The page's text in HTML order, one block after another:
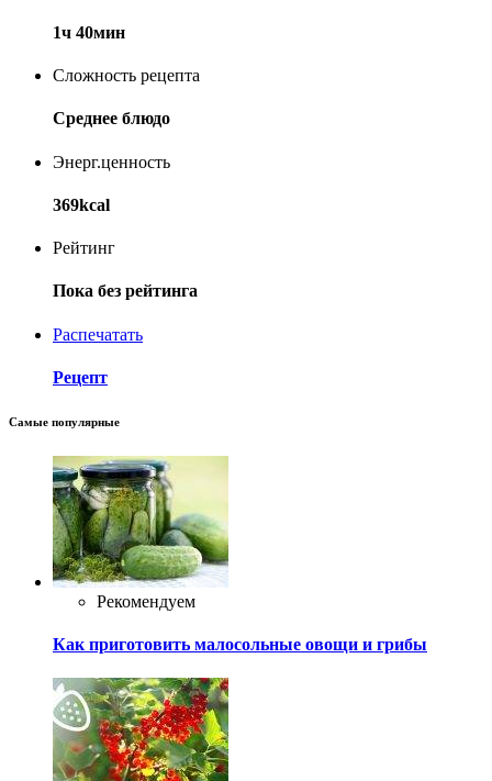
1ч 40мин
Сложность рецепта
Среднее блюдо
Энерг.ценность
369kcal
Рейтинг
Пока без рейтинга
Распечатать
Рецепт
Самые популярные
Рекомендуем
Как приготовить малосольные овощи и грибы